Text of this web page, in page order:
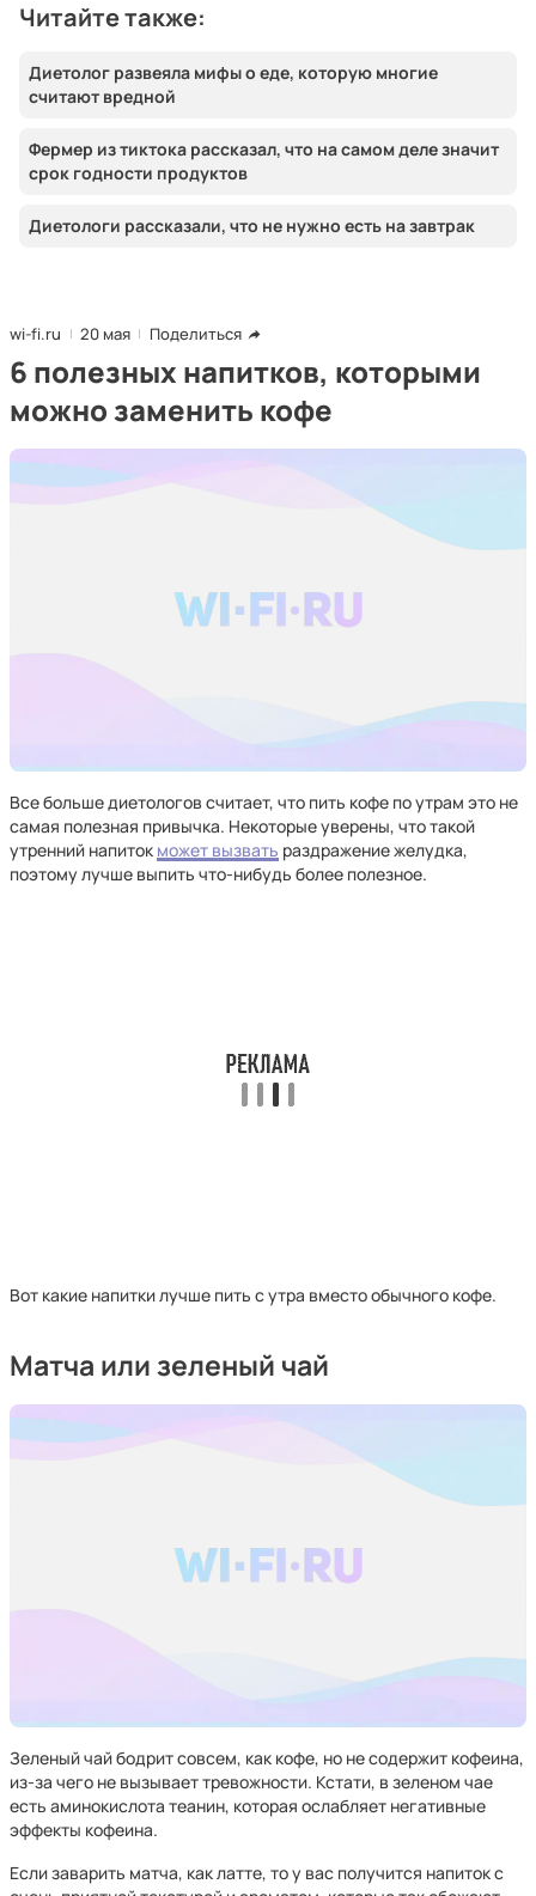
Читайте также:
Диетолог развеяла мифы о еде, которую многие
считают вредной
Фермер из тиктока рассказал, что на самом деле значит
срок годности продуктов
Диетологи рассказали, что не нужно есть на завтрак
wi-fi.ru 20 мая Поделиться
6 полезных напитков, которыми
можно заменить кофе
Все больше диетологов считает, что пить кофе по утрам это не
самая полезная привычка. Некоторые уверены, что такой
утренний напиток может вызвать раздражение желудка,
поэтому лучше выпить что-нибудь более полезное.
Вот какие напитки лучше пить с утра вместо обычного кофе.
Матча или зеленый чай
Зеленый чай бодрит совсем, как кофе, но не содержит кофеина,
из-за чего не вызывает тревожности. Кстати, в зеленом чае
есть аминокислота теанин, которая ослабляет негативные
эффекты кофеина.
Если заварить матча, как латте, то у вас получится напиток с